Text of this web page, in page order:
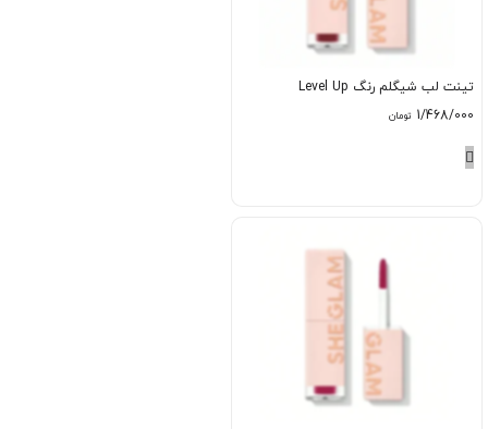
تینت لب شیگلم رنگ Level Up
1/468/000 تومان